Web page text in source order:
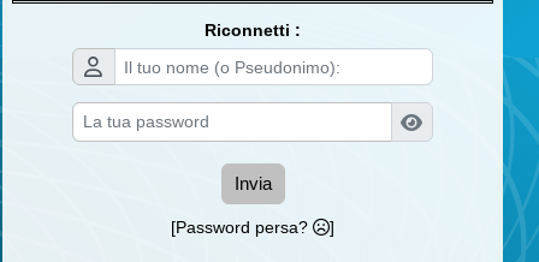
Riconnetti :
Invia
[Password persa? ]